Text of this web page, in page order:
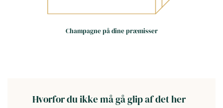
Champagne på dine præmisser
Håndværk frem for
Hvorfor du ikke må gå glip af det her